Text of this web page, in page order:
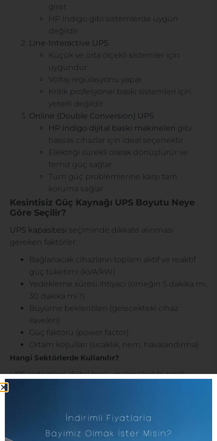
girer
HP Indigo gibi sistemlerde uygun
değildir
Line-Interactive UPS
Küçük ve orta ölçekli sistemler için
uygundur
Voltaj regülasyonu yapar
Kritik profesyonel baskı sistemleri için
yeterli değildir
Online (Double Conversion) UPS
HP Indigo dijital baskı makineleri gibi
hassas cihazlar için ideal seçenektir
Elektriği sürekli olarak dönüştürür ve
temiz güç sağlar
Tüm güç problemlerine karşı tam
koruma sağlar
Kesintisiz Güç Kaynağı UPS Boyutu Neye
Göre Seçilir?
UPS kapasitesi seçiminde dikkate alınması
gereken faktörler:
Bağlanacak cihazların toplam aktif ve reaktif
güç tüketimi (kVA/kW)
Yedekleme süresi ihtiyacı (örneğin 5 dakika mı,
30 dakika mı?)
Büyüme beklentileri (gelecekteki cihaz
ilaveleri)
Güç faktörü (power factor)
Ortam koşulları (sıcaklık, nem, havalandırma)
Hangi Sektörlerde Kullanılır?
UPS sistemleri, dijital baskı makineleriyle sınırlı
Baskı Makinesi ve bunun gibi cihazlar,
Sağlık Sektörü
: MR, tomografi, laboratuvar